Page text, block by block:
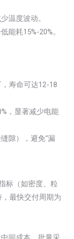
温度波动。
能耗15%-20%。
寿命可达12-18
，显著减少电能
隙），避免“漏
标（如密度、粒
最快交付周期为